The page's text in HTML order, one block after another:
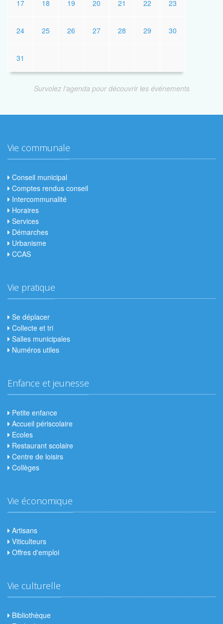
17 18 19 20 21 22 23
24 25 26 27 28 29 30
31
Survolez l'agenda pour découvrir les événements
Vie communale
Conseil municipal
Comptes rendus conseil
Intercommunalité
Horaires
Services
Démarches
Urbanisme
CCAS
Vie pratique
Se déplacer
Collecte et tri
Salles municipales
Numéros utiles
Enfance et jeunesse
Petite enfance
Accueil périscolaire
Ecoles
Restaurant scolaire
Centre de loisirs
Collèges
Vie économique
Artisans
Viticulteurs
Offres d'emploi
Vie culturelle
Bibliothèque